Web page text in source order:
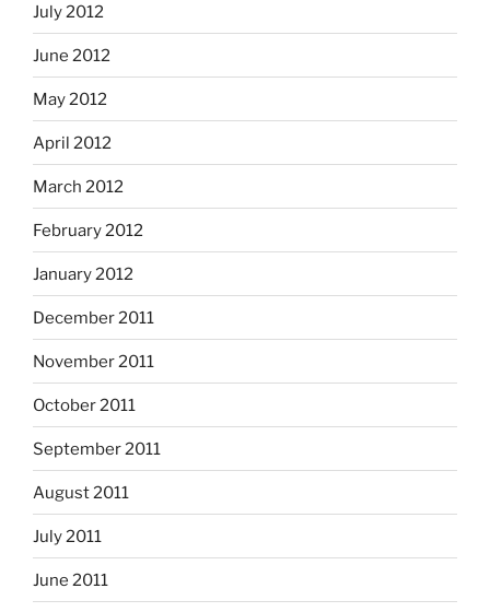
July 2012
June 2012
May 2012
April 2012
March 2012
February 2012
January 2012
December 2011
November 2011
October 2011
September 2011
August 2011
July 2011
June 2011